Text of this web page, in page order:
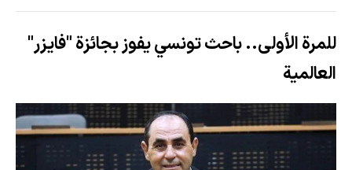
للمرة الأولى.. باحث تونسي يفوز بجائزة "فايزر"
العالمية